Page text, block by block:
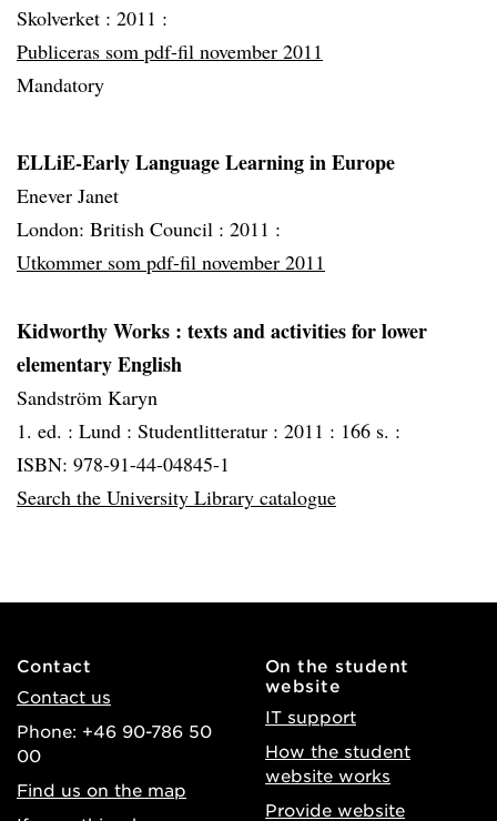
Skolverket : 2011 :
Publiceras som pdf-fil november 2011
Mandatory
ELLiE-Early Language Learning in Europe
Enever Janet
London: British Council : 2011 :
Utkommer som pdf-fil november 2011
Kidworthy Works : texts and activities for lower
elementary English
Sandström Karyn
1. ed. : Lund : Studentlitteratur : 2011 : 166 s. :
ISBN: 978-91-44-04845-1
Search the University Library catalogue
Contact
Contact us
Phone: +46 90-786 50
00
Find us on the map
On the student
website
IT support
How the student
website works
Provide website